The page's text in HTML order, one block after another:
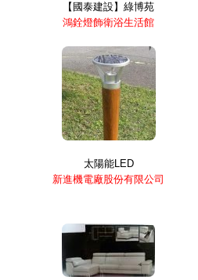
【國泰建設】綠博苑
鴻銓燈飾衛浴生活館
太陽能LED
新進機電廠股份有限公司